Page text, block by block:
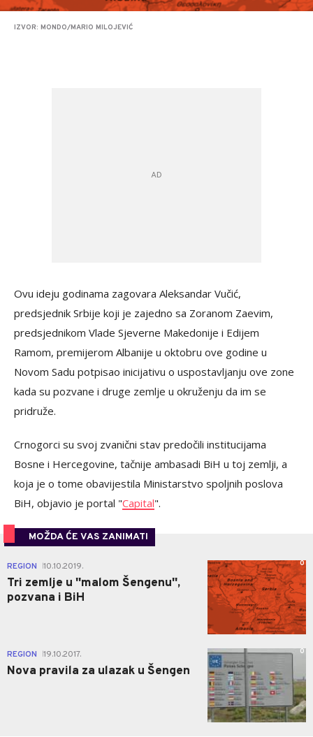
IZVOR: MONDO/MARIO MILOJEVIĆ
Ovu ideju godinama zagovara Aleksandar Vučić,
predsjednik Srbije koji je zajedno sa Zoranom Zaevim,
predsjednikom Vlade Sjeverne Makedonije i Edijem
Ramom, premijerom Albanije u oktobru ove godine u
Novom Sadu potpisao inicijativu o uspostavljanju ove zone
kada su pozvane i druge zemlje u okruženju da im se
pridruže.
Crnogorci su svoj zvanični stav predočili institucijama
Bosne i Hercegovine, tačnije ambasadi BiH u toj zemlji, a
koja je o tome obavijestila Ministarstvo spoljnih poslova
BiH, objavio je portal "Capital".
MOŽDA ĆE VAS ZANIMATI
REGION 10.10.2019.
Tri zemlje u ''malom Šengenu'',
pozvana i BiH
0
REGION 19.10.2017.
Nova pravila za ulazak u Šengen
0